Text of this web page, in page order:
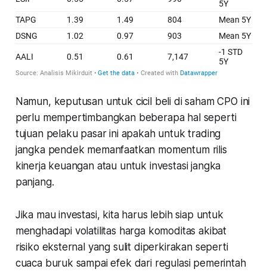
Namun, keputusan untuk cicil beli di saham CPO ini
perlu mempertimbangkan beberapa hal seperti
tujuan pelaku pasar ini apakah untuk trading
jangka pendek memanfaatkan momentum rilis
kinerja keuangan atau untuk investasi jangka
panjang.
Jika mau investasi, kita harus lebih siap untuk
menghadapi volatilitas harga komoditas akibat
risiko eksternal yang sulit diperkirakan seperti
cuaca buruk sampai efek dari regulasi pemerintah